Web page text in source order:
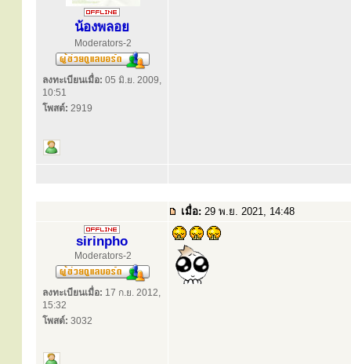
น้องพลอย
Moderators-2
ลงทะเบียนเมื่อ: 05 มิ.ย. 2009,
10:51
โพสต์: 2919
เมื่อ: 29 พ.ย. 2021, 14:48
sirinpho
Moderators-2
ลงทะเบียนเมื่อ: 17 ก.ย. 2012,
15:32
โพสต์: 3032